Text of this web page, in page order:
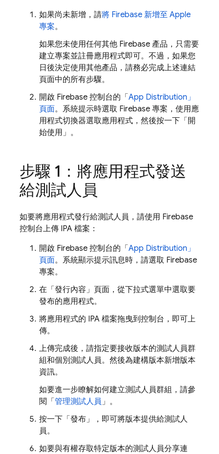
如果尚未新增，請將 Firebase 新增至 Apple
專案。
如果您未使用任何其他 Firebase 產品，只需要
建立專案並註冊應用程式即可。不過，如果您
日後決定使用其他產品，請務必完成上述連結
頁面中的所有步驟。
開啟 Firebase 控制台的「 App Distribution」
頁面。系統提示時選取 Firebase 專案，使用應
用程式切換器選取應用程式，然後按一下「開
始使用」 。
步驟 1：將應用程式發送
給測試人員
如要將應用程式發行給測試人員，請使用 Firebase
控制台上傳 IPA 檔案：
開啟 Firebase 控制台的「 App Distribution」
頁面。系統顯示提示訊息時，請選取 Firebase
專案。
在「發行內容」 頁面，從下拉式選單中選取要
發布的應用程式。
將應用程式的 IPA 檔案拖曳到控制台，即可上
傳。
上傳完成後，請指定要接收版本的測試人員群
組和個別測試人員。然後為建構版本新增版本
資訊。
如要進一步瞭解如何建立測試人員群組，請參
閱「 管理測試人員」。
按一下「發布」
，即可將版本提供給測試人
員。
如要與有權存取特定版本的測試人員分享連